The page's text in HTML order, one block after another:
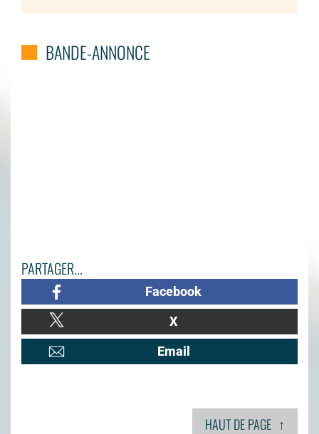
BANDE-ANNONCE
PARTAGER...
Facebook
X
Email
HAUT DE PAGE ↑